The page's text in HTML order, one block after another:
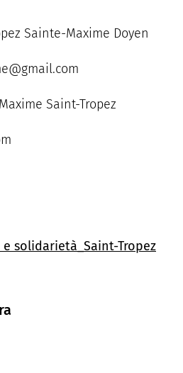
Sainte-Maxime Doyen
Saint-Tropez
solidarietà_Saint-Tropez